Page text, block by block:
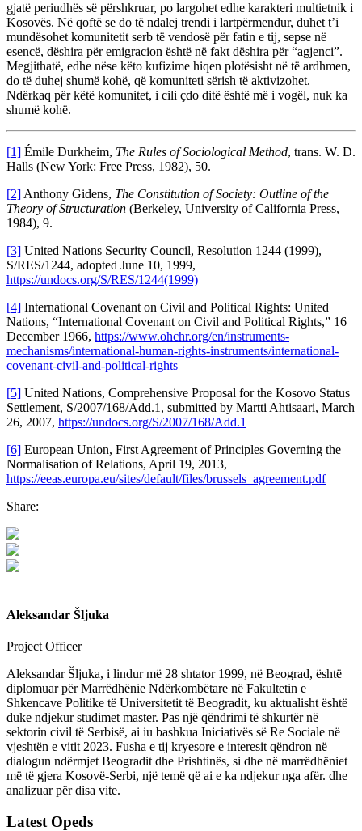
gjatë periudhës së përshkruar, po largohet edhe karakteri multietnik i
Kosovës. Në qoftë se do të ndalej trendi i lartpërmendur, duhet t’i
mundësohet komunitetit serb të vendosë për fatin e tij, sepse në
esencë, dëshira për emigracion është në fakt dëshira për “agjenci”.
Megjithatë, edhe nëse këto kufizime hiqen plotësisht në të ardhmen,
do të duhej shumë kohë, që komuniteti sërish të aktivizohet.
Ndërkaq për këtë komunitet, i cili çdo ditë është më i vogël, nuk ka
shumë kohë.
[1] Émile Durkheim, The Rules of Sociological Method, trans. W. D.
Halls (New York: Free Press, 1982), 50.
[2]Anthony Gidens, The Constitution of Society: Outline of the
Theory of Structuration (Berkeley, University of California Press,
1984), 9.
[3] United Nations Security Council, Resolution 1244 (1999),
S/RES/1244, adopted June 10, 1999,
https://undocs.org/S/RES/1244(1999)
[4] International Covenant on Civil and Political Rights: United
Nations, “International Covenant on Civil and Political Rights,” 16
December 1966, https://www.ohchr.org/en/instruments-
mechanisms/international-human-rights-instruments/international-
covenant-civil-and-political-rights
[5] United Nations, Comprehensive Proposal for the Kosovo Status
Settlement, S/2007/168/Add.1, submitted by Martti Ahtisaari, March
26, 2007, https://undocs.org/S/2007/168/Add.1
[6] European Union, First Agreement of Principles Governing the
Normalisation of Relations, April 19, 2013,
https://eeas.europa.eu/sites/default/files/brussels_agreement.pdf
Share:
Aleksandar Šljuka
Project Officer
Aleksandar Šljuka, i lindur më 28 shtator 1999, në Beograd, është
diplomuar për Marrëdhënie Ndërkombëtare në Fakultetin e
Shkencave Politike të Universitetit të Beogradit, ku aktualisht është
duke ndjekur studimet master. Pas një qëndrimi të shkurtër në
sektorin civil të Serbisë, ai iu bashkua Iniciativës së Re Sociale në
vjeshtën e vitit 2023. Fusha e tij kryesore e interesit qëndron në
dialogun ndërmjet Beogradit dhe Prishtinës, si dhe në marrëdhëniet
më të gjera Kosovë-Serbi, një temë që ai e ka ndjekur nga afër. dhe
analizuar për disa vite.
Latest Opeds